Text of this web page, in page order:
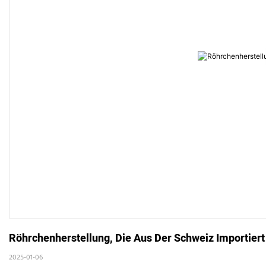
Röhrchenherstellung, Die Aus Der Schweiz
2025-01-06